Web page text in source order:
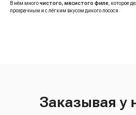
В нём многочистого, мясистого филе , которое
прозрачным и с лёгким вкусом дикого лосося.
Заказывая у